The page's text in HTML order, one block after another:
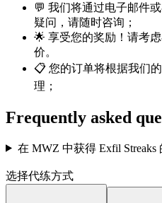
💬 我们将通过电子邮件
疑问，请随时咨询；
🌟 享受您的奖励！请考
价。
📋 您的订单将根据我们
理；
Frequently asked
在 MWZ 中获得 Exfil Streaks
选择代练方式